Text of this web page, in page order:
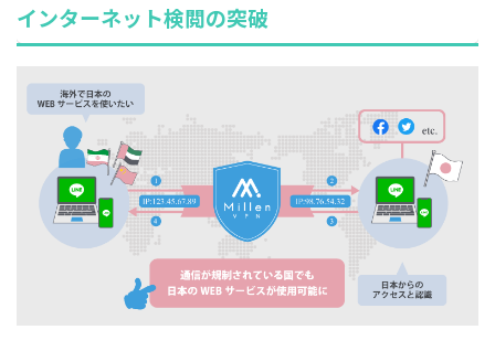
インターネット検閲の突破